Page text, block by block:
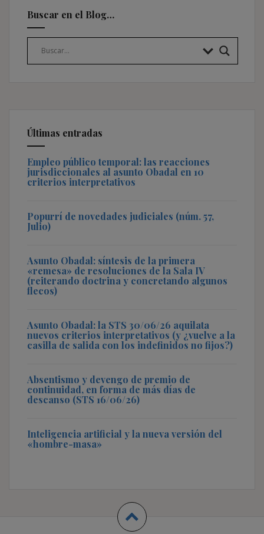
Buscar en el Blog…
Últimas entradas
Empleo público temporal: las reacciones
jurisdiccionales al asunto Obadal en 10
criterios interpretativos
Popurrí de novedades judiciales (núm. 57,
Julio)
Asunto Obadal: síntesis de la primera
«remesa» de resoluciones de la Sala IV
(reiterando doctrina y concretando algunos
flecos)
Asunto Obadal: la STS 30/06/26 aquilata
nuevos criterios interpretativos (y ¿vuelve a la
casilla de salida con los indefinidos no fijos?)
Absentismo y devengo de premio de
continuidad, en forma de más días de
descanso (STS 16/06/26)
Inteligencia artificial y la nueva versión del
«hombre-masa»